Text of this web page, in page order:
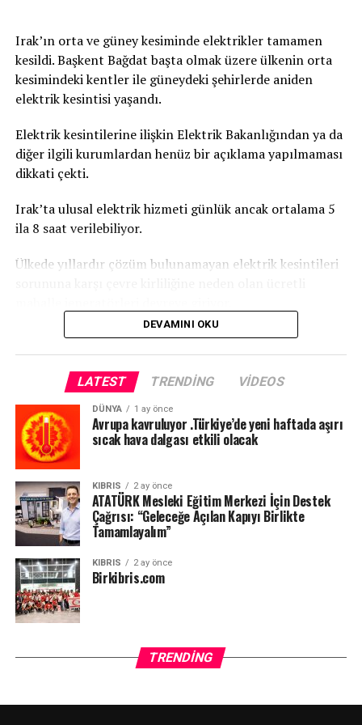
Irak’ın orta ve güney kesiminde elektrikler tamamen
kesildi. Başkent Bağdat başta olmak üzere ülkenin orta
kesimindeki kentler ile güneydeki şehirlerde aniden
elektrik kesintisi yaşandı.
Elektrik kesintilerine ilişkin Elektrik Bakanlığından ya da
diğer ilgili kurumlardan henüz bir açıklama yapılmaması
dikkati çekti.
Irak’ta ulusal elektrik hizmeti günlük ancak ortalama 5
ila 8 saat verilebiliyor.
Ülkede yıllardır çözüm bulunamayan elektrik kesintileri
DEVAMINI OKU
LATEST TRENDING VIDEOS
DÜNYA 1 ay önce
Avrupa kavruluyor .Türkiye’de yeni haftada aşırı
sıcak hava dalgası etkili olacak
KIBRIS 2 ay önce
ATATÜRK Mesleki Eğitim Merkezi İçin Destek
Çağrısı: “Geleceğe Açılan Kapıyı Birlikte
Tamamlayalım”
KIBRIS 2 ay önce
Birkibris.com
TRENDING